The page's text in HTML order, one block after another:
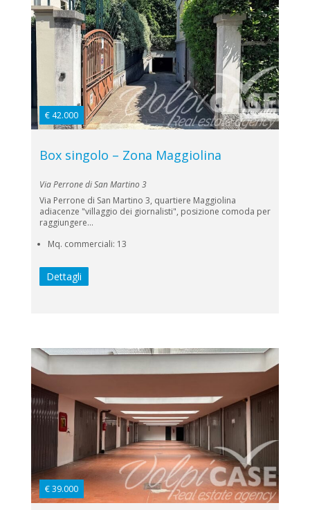
€ 42.000
Box singolo – Zona Maggiolina
Via Perrone di San Martino 3
Via Perrone di San Martino 3, quartiere Maggiolina
adiacenze "villaggio dei giornalisti", posizione comoda per
raggiungere...
Mq. commerciali: 13
Dettagli
€ 39.000